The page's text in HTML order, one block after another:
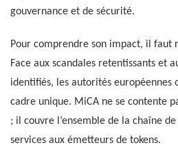
gouvernance et de sécurité.
Pour comprendre son impact, il faut
Face aux scandales retentissants et
identifiés, les autorités européennes
cadre unique. MiCA ne se contente
; il couvre l’ensemble de la chaîne
services aux émetteurs de tokens.